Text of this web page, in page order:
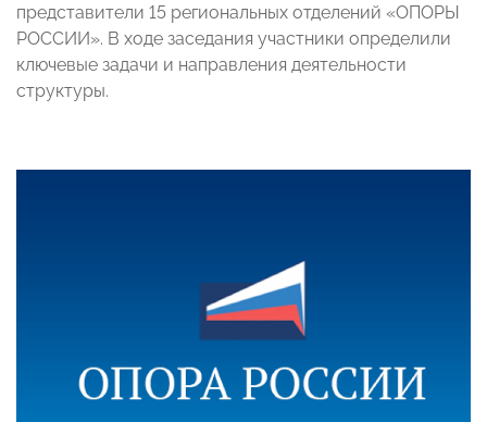
представители 15 региональных отделений «ОПОРЫ
РОССИИ». В ходе заседания участники определили
ключевые задачи и направления деятельности
структуры.